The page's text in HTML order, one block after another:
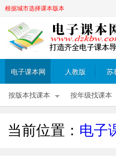
根据城市选择课本版本
电子课本网 人教版 苏
按版本找课本 按年级找课本
当前位置： 电子